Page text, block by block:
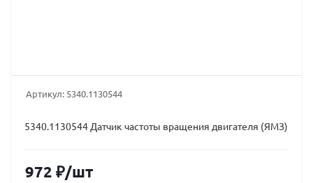
Артикул: 5340.1130544
5340.1130544 Датчик частоты вращения двигателя (ЯМЗ)
972 ₽/шт